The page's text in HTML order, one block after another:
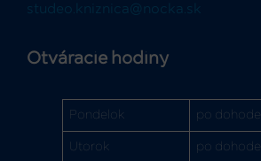
studeo.kniznica@nocka.sk
Otváracie hodiny
Pondelok po dohode
Utorok po dohode